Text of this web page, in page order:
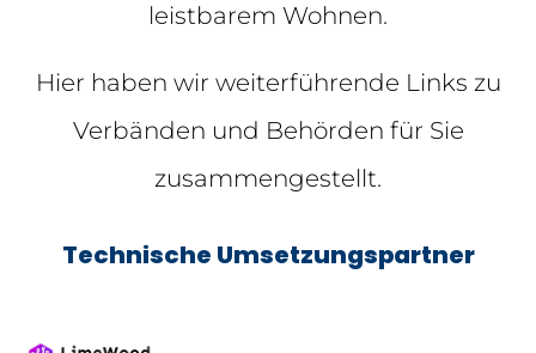
leistbarem Wohnen.
Hier haben wir weiterführende Links zu
Verbänden und Behörden für Sie
zusammengestellt.
Technische Umsetzungspartner